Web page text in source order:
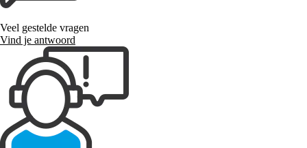
Veel gestelde vragen
Vind je antwoord